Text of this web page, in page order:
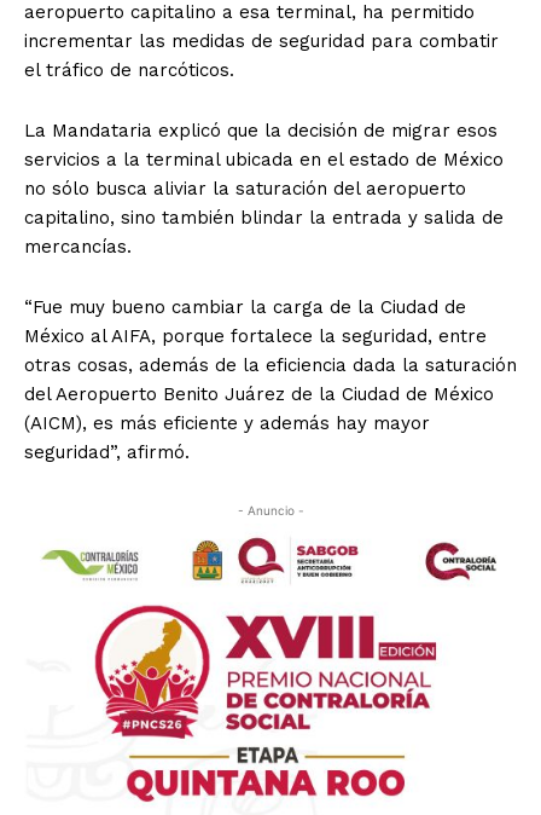
aeropuerto capitalino a esa terminal, ha permitido
incrementar las medidas de seguridad para combatir
el tráfico de narcóticos.
La Mandataria explicó que la decisión de migrar esos
servicios a la terminal ubicada en el estado de México
no sólo busca aliviar la saturación del aeropuerto
capitalino, sino también blindar la entrada y salida de
mercancías.
“Fue muy bueno cambiar la carga de la Ciudad de
México al AIFA, porque fortalece la seguridad, entre
otras cosas, además de la eficiencia dada la saturación
del Aeropuerto Benito Juárez de la Ciudad de México
(AICM), es más eficiente y además hay mayor
seguridad”, afirmó.
- Anuncio -